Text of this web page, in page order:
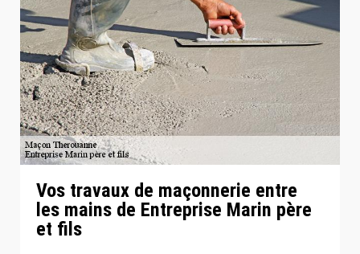
Vos travaux de maçonnerie entre
les mains de Entreprise Marin père
et fils